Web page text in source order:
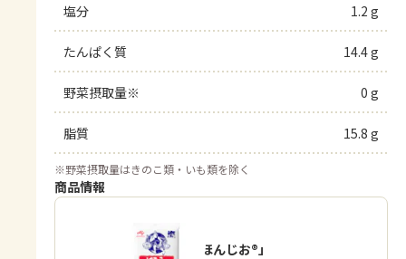
塩分 1.2 g
たんぱく質 14.4 g
野菜摂取量※ 0 g
脂質 15.8 g
※野菜摂取量はきのこ類・いも類を除く
商品情報
「瀬戸のほんじお®」